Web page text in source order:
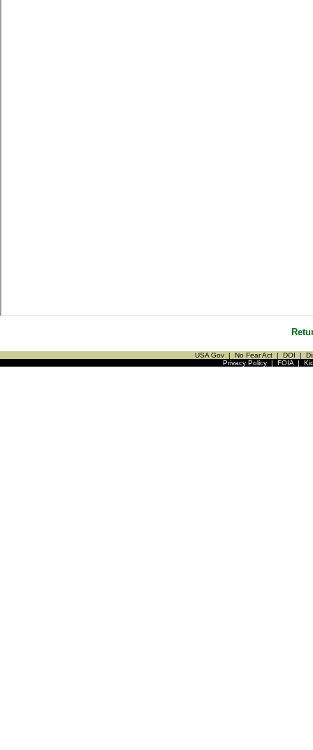
USA Gov | No Fear Act | DOI |
Privacy Policy| FOIA|